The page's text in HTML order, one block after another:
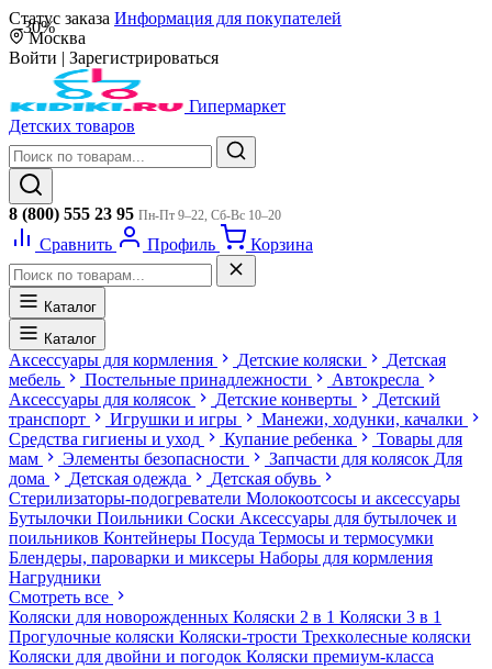
Статус заказа Информация для покупателей
Москва
Войти | Зарегистрироваться
Гипермаркет
Детских товаров
8 (800) 555 23 95 Пн-Пт 9–22, Сб-Вс 10–20
Сравнить Профиль Корзина
Каталог
Каталог
Аксессуары для кормления Детские коляски
Детская
мебель
Постельные принадлежности
Автокресла
Аксессуары для колясок
Детские конверты
Детский
транспорт
Игрушки и игры
Манежи, ходунки, качалки
Средства гигиены и уход
Купание ребенка
Товары для
мам
Элементы безопасности Запчасти для колясок Для
дома
Детская одежда
Детская обувь
Стерилизаторы-подогреватели Молокоотсосы и аксессуары
Бутылочки Поильники Соски Аксессуары для бутылочек и
поильников Контейнеры Посуда Термосы и термосумки
Блендеры, пароварки и миксеры Наборы для кормления
Нагрудники
Смотреть все
Коляски для новорожденных Коляски 2 в 1 Коляски 3 в 1
Прогулочные коляски Коляски-трости Трехколесные коляски
Коляски для двойни и погодок Коляски премиум-класса
-30%